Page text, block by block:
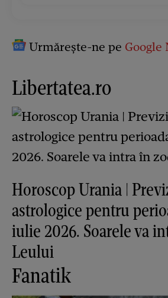
Urmărește-ne pe Google
Libertatea.ro
Horoscop Urania |
astrologice pentru
iulie 2026. Soarele va
Leului
Fanatik